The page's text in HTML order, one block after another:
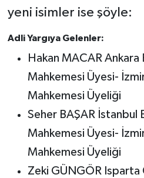
yeni isimler ise şöyle:
Adli Yargıya Gelenler:
Hakan MACAR
Mahkemesi Üyesi-
Mahkemesi Üyeliği
Seher BAŞAR İstanbul
Mahkemesi Üyesi-
Mahkemesi Üyeliği
Zeki GÜNGÖR Isparta